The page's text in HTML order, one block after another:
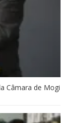
Câmara de Mogi